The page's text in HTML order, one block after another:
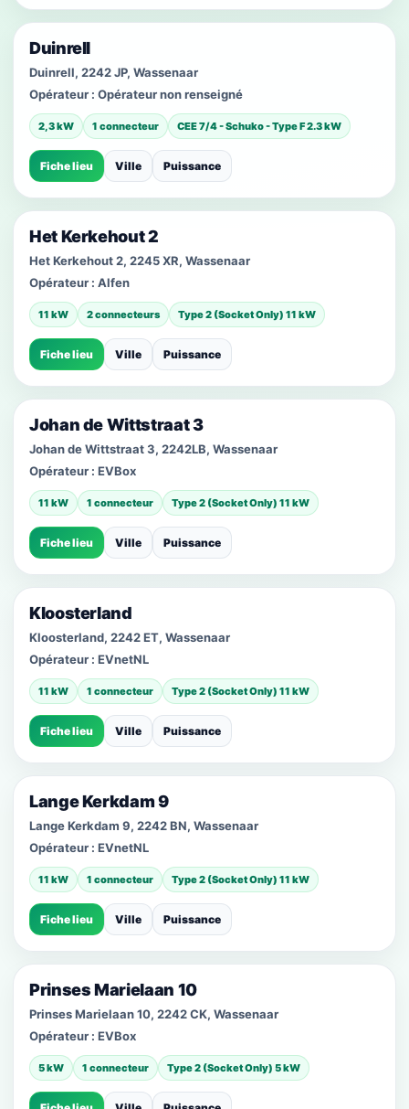
Duinrell
Duinrell, 2242 JP, Wassenaar
Opérateur : Opérateur non renseigné
2,3 kW 1 connecteur CEE 7/4 - Schuko - Type F 2.3 kW
Fiche lieu Ville Puissance
Het Kerkehout 2
Het Kerkehout 2, 2245 XR, Wassenaar
Opérateur : Alfen
11 kW 2 connecteurs Type 2 (Socket Only) 11 kW
Fiche lieu Ville Puissance
Johan de Wittstraat 3
Johan de Wittstraat 3, 2242LB, Wassenaar
Opérateur : EVBox
11 kW 1 connecteur Type 2 (Socket Only) 11 kW
Fiche lieu Ville Puissance
Kloosterland
Kloosterland, 2242 ET, Wassenaar
Opérateur : EVnetNL
11 kW 1 connecteur Type 2 (Socket Only) 11 kW
Fiche lieu Ville Puissance
Lange Kerkdam 9
Lange Kerkdam 9, 2242 BN, Wassenaar
Opérateur : EVnetNL
11 kW 1 connecteur Type 2 (Socket Only) 11 kW
Fiche lieu Ville Puissance
Prinses Marielaan 10
Prinses Marielaan 10, 2242 CK, Wassenaar
Opérateur : EVBox
5 kW 1 connecteur Type 2 (Socket Only) 5 kW